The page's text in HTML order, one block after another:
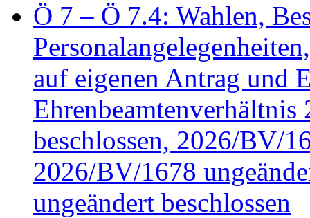
Ö 7 – Ö 7.4: Wahlen,
auf eigenen Antrag und
beschlossen, 2026/BV/
2026/BV/1678
ungeändert beschlossen